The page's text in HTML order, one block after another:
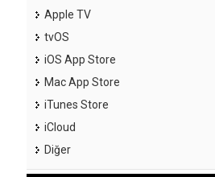
Apple TV
tvOS
iOS App Store
Mac App Store
iTunes Store
iCloud
Diğer